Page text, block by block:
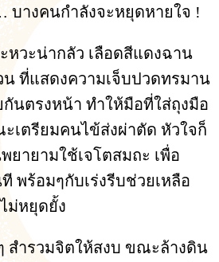
บางคนกำลังจะหยุดหายใจ !
หวะน่ากลัว เลือดสีแดงฉาน
น ที่แสดงความเจ็บปวดทรมาน
นตรงหน้า ทำให้มือที่ใส่ถุงมือ
เตรียมคนไข้ส่งผ่าตัด หัวใจก็
ายามใช้เจโตสมถะ เพื่อ
พร้อมๆกับเร่งรีบช่วยเหลือ
ม่หยุดยั้ง
สำรวมจิตให้สงบ ขณะล้างดิน